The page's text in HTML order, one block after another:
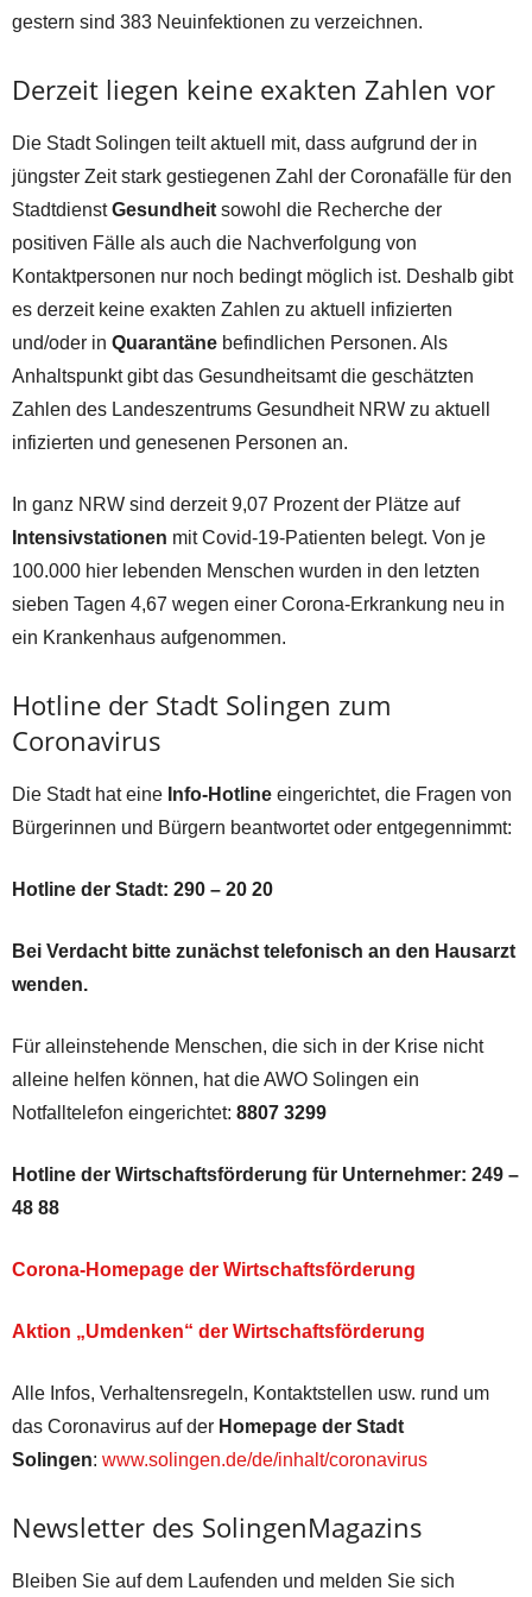
gestern sind 383 Neuinfektionen zu verzeichnen.
Derzeit liegen keine exakten Zahlen vor
Die Stadt Solingen teilt aktuell mit, dass aufgrund der in
jüngster Zeit stark gestiegenen Zahl der Coronafälle für den
StadtdienstGesundheit sowohl die Recherche der
positiven Fälle als auch die Nachverfolgung von
Kontaktpersonen nur noch bedingt möglich ist. Deshalb gibt
es derzeit keine exakten Zahlen zu aktuell infizierten
und/oder in Quarantäne befindlichen Personen. Als
Anhaltspunkt gibt das Gesundheitsamt die geschätzten
Zahlen des Landeszentrums Gesundheit NRW zu aktuell
infizierten und genesenen Personen an.
In ganz NRW sind derzeit 9,07 Prozent der Plätze auf
Intensivstationen mit Covid-19-Patienten belegt. Von je
100.000 hier lebenden Menschen wurden in den letzten
sieben Tagen 4,67 wegen einer Corona-Erkrankung neu in
ein Krankenhaus aufgenommen.
Hotline der Stadt Solingen zum
Coronavirus
Die Stadt hat eine Info-Hotline eingerichtet, die Fragen von
Bürgerinnen und Bürgern beantwortet oder entgegennimmt:
Hotline der Stadt: 290 – 20 20
Bei Verdacht bitte zunächst telefonisch an den Hausarzt
wenden.
Für alleinstehende Menschen, die sich in der Krise nicht
alleine helfen können, hat die AWO Solingen ein
Notfalltelefon eingerichtet: 8807 3299
Hotline der Wirtschaftsförderung für Unternehmer: 249 –
48 88
Corona-Homepage der Wirtschaftsförderung
Aktion „Umdenken“ der Wirtschaftsförderung
Alle Infos, Verhaltensregeln, Kontaktstellen usw. rund um
das Coronavirus auf der Homepage der Stadt
Solingen: www.solingen.de/de/inhalt/coronavirus
Newsletter des SolingenMagazins
Bleiben Sie auf dem Laufenden und melden Sie sich